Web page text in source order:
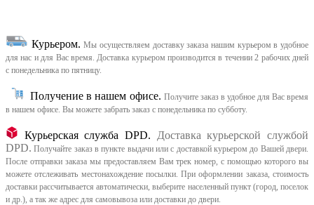
Курьером. Мы осуществляем доставку заказа нашим курьером в удобное
для нас и для Вас время. Доставка курьером производится в течении 2 рабочих дней
с понедельника по пятницу.
Получение в нашем офисе. Получите заказ в удобное для Вас время
в нашем офисе. Вы можете забрать заказ с понедельника по субботу.
Курьерская служба DPD.
Доставка курьерской службой
DPD. Получайте заказ в пункте выдачи или с доставкой курьером до Вашей двери.
После отправки заказа мы предоставляем Вам трек номер, с помощью которого вы
можете отслеживать местонахождение посылки. При оформлении заказа, стоимость
доставки рассчитывается автоматически, выберите населенный пункт (город, поселок
и др.), а так же адрес для самовывоза или доставки до двери.